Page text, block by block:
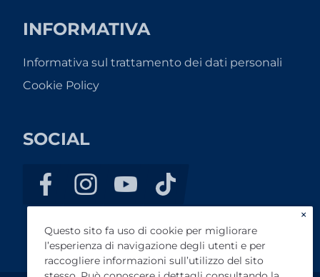
INFORMATIVA
Informativa sul trattamento dei dati personali
Cookie Policy
SOCIAL
×
Questo sito fa uso di cookie per migliorare
l’esperienza di navigazione degli utenti e per
raccogliere informazioni sull’utilizzo del sito